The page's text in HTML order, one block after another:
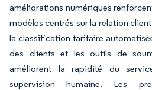
améliorations numériques
modèles centrés sur la relation
la classification tarifaire
des clients et les outils de
améliorent la rapidité du
supervision humaine. Les